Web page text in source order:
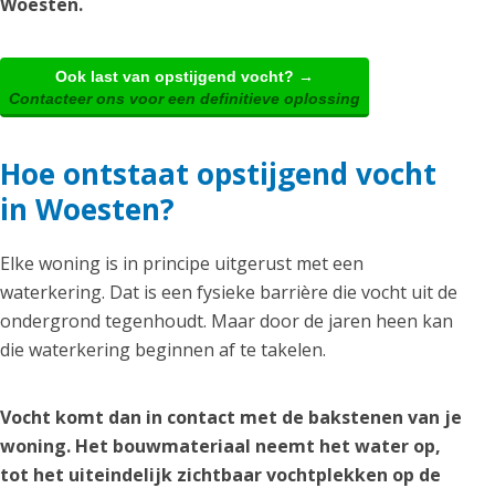
Ook last van opstijgend vocht? →
Contacteer ons voor een definitieve oplossing
Hoe ontstaat opstijgend vocht
in Woesten?
Elke woning is in principe uitgerust met een
waterkering. Dat is een fysieke barrière die vocht uit de
ondergrond tegenhoudt. Maar door de jaren heen kan
die waterkering beginnen af te takelen.
Vocht komt dan in contact met de bakstenen van je
woning. Het bouwmateriaal neemt het water op,
tot het uiteindelijk zichtbaar vochtplekken op de